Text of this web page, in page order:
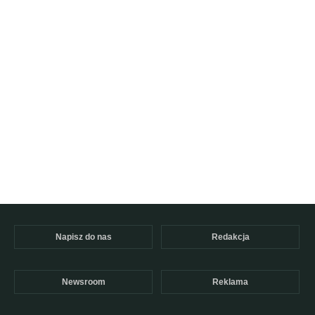
Napisz do nas Redakcja
Newsroom Reklama